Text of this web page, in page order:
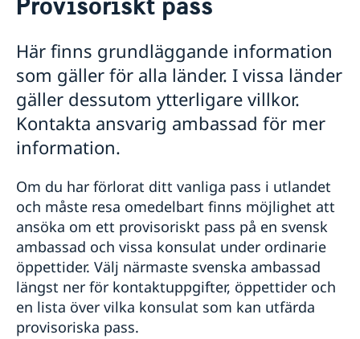
Hjälp till svenskar i El Salvador
Akut hjälp i El Salvador
Pass i El Salvador
Provisoriskt pass
Ordinarie pass
Hjälp kring medborgarskap
Reseinformation
Ambassadens reseinformation
Aktuella händelser
Allmänna säkerhetsläget
Terrorism
Naturförhållanden och katastrofer
In- och utresebestämmelser
Hälso- och sjukvård
Lokala lagar och sedvänjor
Kriminalitet och personlig säkerhet
Här finns grundläggande information
som gäller för alla länder. I vissa länder
gäller dessutom ytterligare villkor.
Kontakta ansvarig ambassad för mer
information.
Om du har förlorat ditt vanliga pass i utlandet
och måste resa omedelbart finns möjlighet att
ansöka om ett provisoriskt pass på en svensk
ambassad och vissa konsulat under ordinarie
öppettider. Välj närmaste svenska ambassad
längst ner för kontaktuppgifter, öppettider och
en lista över vilka konsulat som kan utfärda
provisoriska pass.